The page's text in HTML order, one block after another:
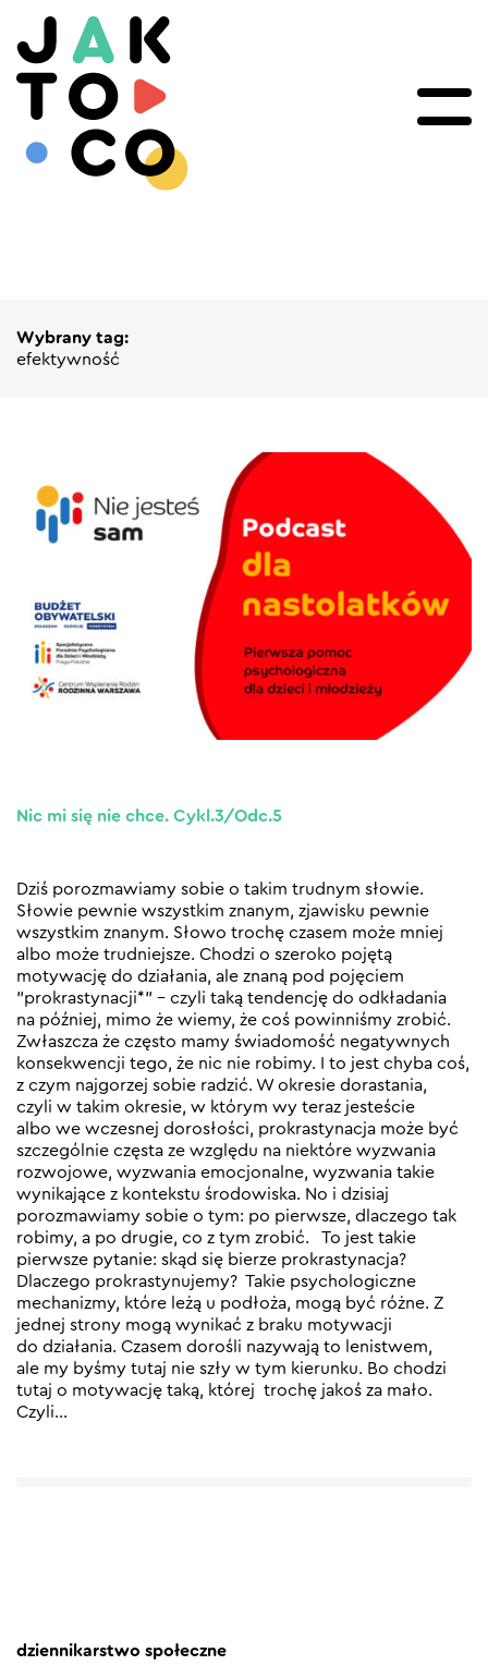
Wybrany tag:
efektywność
Nic mi się nie chce. Cykl.3/Odc.5
Dziś porozmawiamy sobie o takim trudnym słowie.
Słowie pewnie wszystkim znanym, zjawisku pewnie
wszystkim znanym. Słowo trochę czasem może mniej
albo może trudniejsze. Chodzi o szeroko pojętą
motywację do działania, ale znaną pod pojęciem
”prokrastynacji*” – czyli taką tendencję do odkładania
na później, mimo że wiemy, że coś powinniśmy zrobić.
Zwłaszcza że często mamy świadomość negatywnych
konsekwencji tego, że nic nie robimy. I to jest chyba coś,
z czym najgorzej sobie radzić. W okresie dorastania,
czyli w takim okresie, w którym wy teraz jesteście
albo we wczesnej dorosłości, prokrastynacja może być
szczególnie częsta ze względu na niektóre wyzwania
rozwojowe, wyzwania emocjonalne, wyzwania takie
wynikające z kontekstu środowiska. No i dzisiaj
porozmawiamy sobie o tym: po pierwsze, dlaczego tak
robimy, a po drugie, co z tym zrobić. To jest takie
pierwsze pytanie: skąd się bierze prokrastynacja?
Dlaczego prokrastynujemy? Takie psychologiczne
mechanizmy, które leżą u podłoża, mogą być różne. Z
jednej strony mogą wynikać z braku motywacji
do działania. Czasem dorośli nazywają to lenistwem,
ale my byśmy tutaj nie szły w tym kierunku. Bo chodzi
tutaj o motywację taką, której trochę jakoś za mało.
Czyli…
dziennikarstwo społeczne